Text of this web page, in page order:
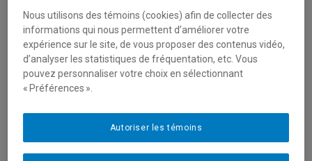
Unité:Département d'études urbaines et touristiques
Nous utilisons des témoins (cookies) afin de collecter des
informations qui nous permettent d’améliorer votre
expérience sur le site, de vous proposer des contenus vidéo,
d’analyser les statistiques de fréquentation, etc. Vous
pouvez personnaliser votre choix en sélectionnant
« Préférences ».
Autoriser les témoins